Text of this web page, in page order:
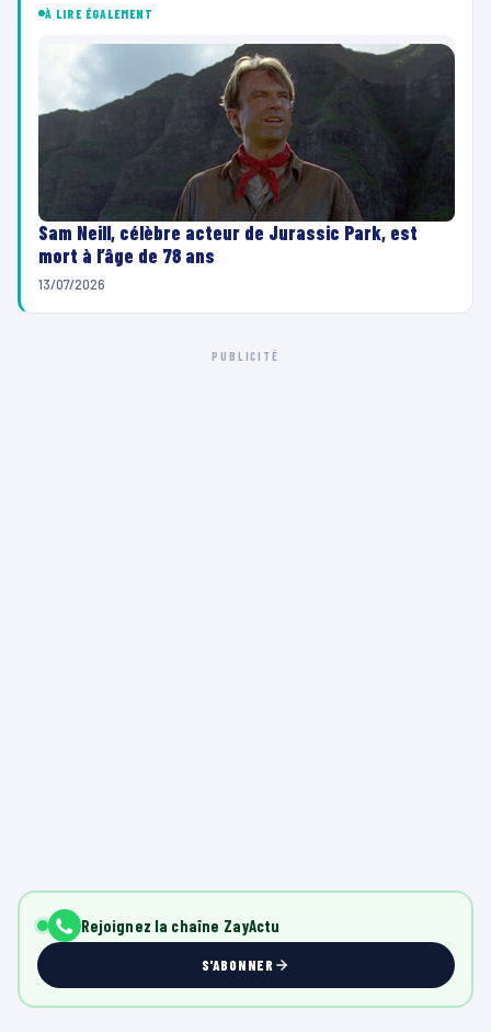
À LIRE ÉGALEMENT
Sam Neill, célèbre acteur de Jurassic Park, est
mort à l’âge de 78 ans
13/07/2026
PUBLICITÉ
Rejoignez la chaîne ZayActu
S'ABONNER